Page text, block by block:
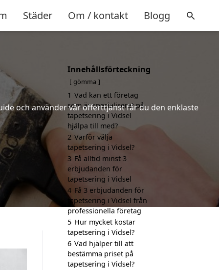
Städer Om / kontakt Blogg
och använder vår offerttjänst får du den enklaste
Innehållsförteckning
gömma
1 Vad kan ett företag
som är specialiserat på
tapetsering i Vidsel
hjälpa till med?
2 Varför välja
tapetsering i Vidsel?
3 Få alltid minst 3
erbjudanden för
tapetsering i Vidsel
4 Få 3 erbjudanden för
tapetsering i Vidsel från
professionella företag
5 Hur mycket kostar
tapetsering i Vidsel?
6 Vad hjälper till att
bestämma priset på
tapetsering i Vidsel?